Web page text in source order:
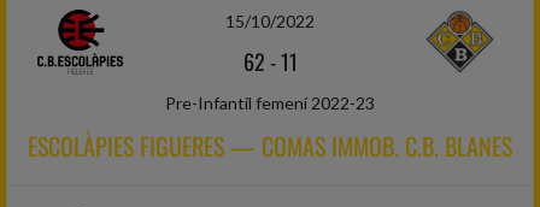
15/10/2022
62-11
Pre-Infantil femení 2022-23
ESCOLÀPIES FIGUERES — COMAS IMMOB. C.B. BLANES